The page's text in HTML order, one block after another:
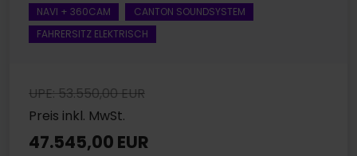
NAVI + 360CAM
CANTON SOUNDSYSTEM
FAHRERSITZ ELEKTRISCH
UPE: 53.550,00 EUR
Preis inkl. MwSt.
47.545,00 EUR